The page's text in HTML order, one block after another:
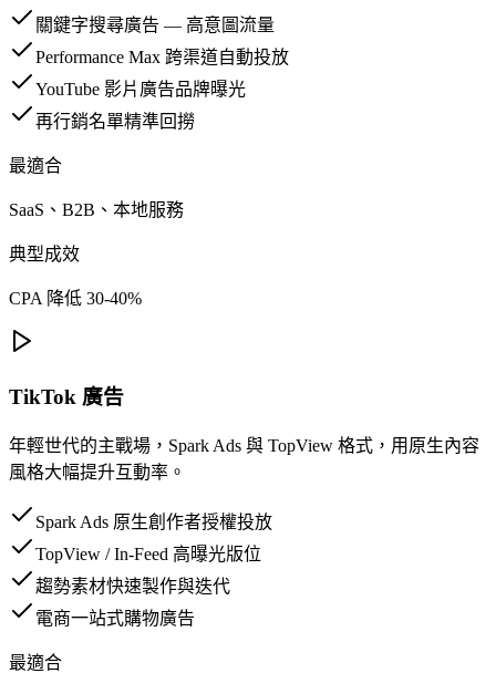
關鍵字搜尋廣告 — 高意圖流量
Performance Max 跨渠道自動投放
YouTube 影片廣告品牌曝光
再行銷名單精準回撈
最適合
SaaS、B2B、本地服務
典型成效
CPA 降低 30-40%
TikTok 廣告
年輕世代的主戰場，Spark Ads 與 TopView 格式，用原生內容
風格大幅提升互動率。
Spark Ads 原生創作者授權投放
TopView / In-Feed 高曝光版位
趨勢素材快速製作與迭代
電商一站式購物廣告
最適合